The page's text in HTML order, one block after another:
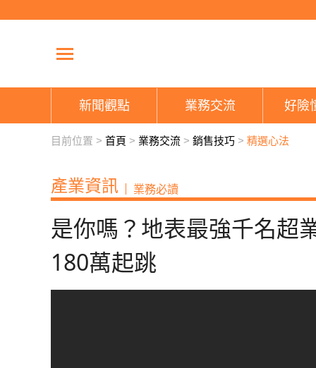
新聞觀點 業務交流 好險
目前位置 > 首頁 > 業務交流 > 銷售技巧 > 精選心法
產業資訊 業務必讀
是你嗎？地表最強千名
180萬起跳